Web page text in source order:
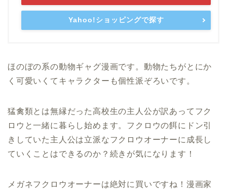
Yahoo!ショッピングで探す
ほのぼの系の動物ギャグ漫画です。動物たちがとにか
く可愛いくてキャラクターも個性派ぞろいです。
猛禽類とは無縁だった高校生の主人公が訳あってフク
ロウと一緒に暮らし始めます。フクロウの餌にドン引
きしていた主人公は立派なフクロウオーナーに成長し
ていくことはできるのか？続きが気になります！
メガネフクロウオーナーは絶対に買いですね！漫画家